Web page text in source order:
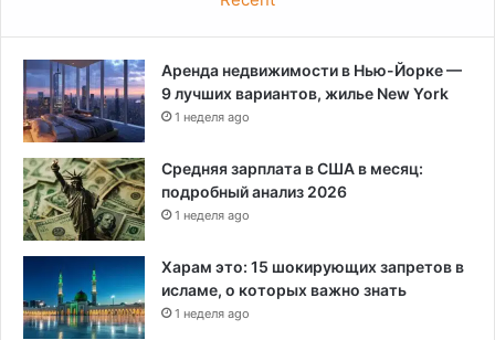
Аренда недвижимости в Нью-Йорке —
9 лучших вариантов, жилье New York
1 неделя ago
Средняя зарплата в США в месяц:
подробный анализ 2026
1 неделя ago
Харам это: 15 шокирующих запретов в
исламе, о которых важно знать
1 неделя ago